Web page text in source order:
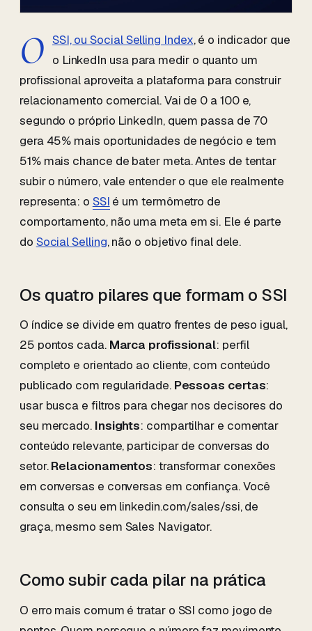
O SSI, ou Social Selling Index, é o indicador que
o LinkedIn usa para medir o quanto um
profissional aproveita a plataforma para construir
relacionamento comercial. Vai de 0 a 100 e,
segundo o próprio LinkedIn, quem passa de 70
gera 45% mais oportunidades de negócio e tem
51% mais chance de bater meta. Antes de tentar
subir o número, vale entender o que ele realmente
representa: o SSI é um termômetro de
comportamento, não uma meta em si. Ele é parte
do Social Selling, não o objetivo final dele.
Os quatro pilares que formam o SSI
O índice se divide em quatro frentes de peso igual,
25 pontos cada. Marca profissional: perfil
completo e orientado ao cliente, com conteúdo
publicado com regularidade. Pessoas certas:
usar busca e filtros para chegar nos decisores do
seu mercado. Insights: compartilhar e comentar
conteúdo relevante, participar de conversas do
setor.Relacionamentos: transformar conexões
em conversas e conversas em confiança. Você
consulta o seu em linkedin.com/sales/ssi, de
graça, mesmo sem Sales Navigator.
Como subir cada pilar na prática
O erro mais comum é tratar o SSI como jogo de